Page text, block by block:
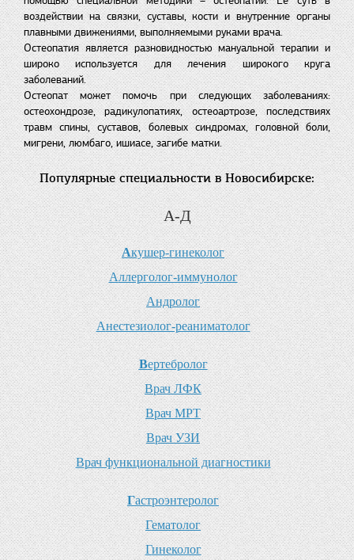
воздействии на связки, суставы, кости и внутренние органы
плавными движениями, выполняемыми руками врача.
Остеопатия является разновидностью мануальной терапии и
широко используется для лечения широкого круга
заболеваний.
Остеопат может помочь при следующих заболеваниях:
остеохондрозе, радикулопатиях, остеоартрозе, последствиях
травм спины, суставов, болевых синдромах, головной боли,
мигрени, люмбаго, ишиасе, загибе матки.
Популярные специальности в Новосибирске:
А-Д
Акушер-гинеколог
Аллерголог-иммунолог
Андролог
Анестезиолог-реаниматолог
Вертебролог
Врач ЛФК
Врач МРТ
Врач УЗИ
Врач функциональной диагностики
Гастроэнтеролог
Гематолог
Гинеколог